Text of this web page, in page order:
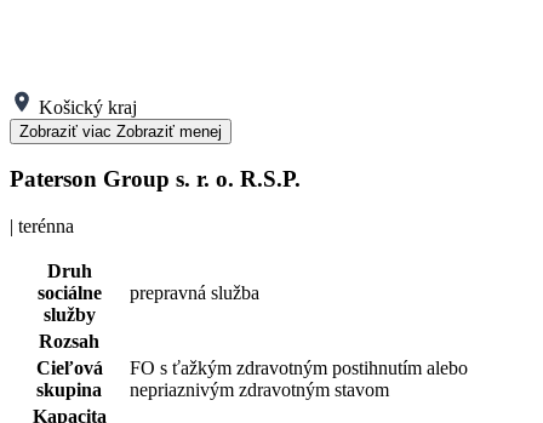
Košický kraj
Zobraziť viac Zobraziť menej
Paterson Group s. r. o. R.S.P.
| terénna
Druh
sociálne
služby
prepravná služba
Rozsah
Cieľová
skupina
FO s ťažkým zdravotným postihnutím alebo
nepriaznivým zdravotným stavom
Kapacita